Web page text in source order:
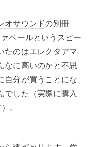
オサウンドの別冊
ベールというスピー
たのはエレクタアマ
なに高いのかと不思
自分が買うことにな
でした（実際に購入
。